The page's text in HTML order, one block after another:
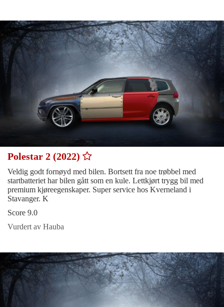
Polestar 2 (2022)
Veldig godt fornøyd med bilen. Bortsett fra noe trøbbel med
startbatteriet har bilen gått som en kule. Lettkjørt trygg bil med
premium kjøreegenskaper. Super service hos Kverneland i
Stavanger. K
Score 9.0
Vurdert av Hauba